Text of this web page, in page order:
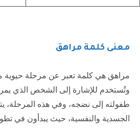
معنى كلمة مراهق
مراهق هي كلمة تعبر عن مرحلة حيوية
وتُستخدم للإشارة إلى الشخص الذي يمر
طفولته إلى نضجه، وفي هذه المرحلة،
الجسدية والنفسية، حيث يبدأون في